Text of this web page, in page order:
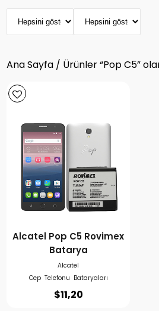
Ana Sayfa / Ürünler “Pop C5”
Alcatel Pop C5 Rovimex
Batarya
Alcatel
Cep Telefonu Bataryaları
$11,20